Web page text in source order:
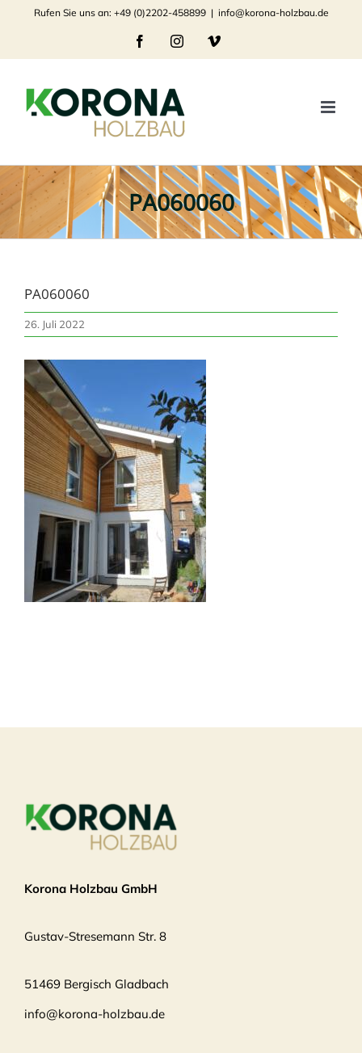
springen
Rufen Sie uns an: +49 (0)2202-458899 | info@korona-holzbau.de
FacebookInstagramVimeo
PA060060
PA060060
26. Juli 2022
Korona Holzbau GmbH
Gustav-Stresemann Str. 8
51469 Bergisch Gladbach
info@korona-holzbau.de